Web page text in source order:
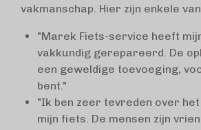
vakmanschap. Hier zijn enkele
"Marek Fiets-service heeft
vakkundig gerepareerd. De
een geweldige toevoeging,
bent."
"Ik ben zeer tevreden over
mijn fiets. De mensen zijn